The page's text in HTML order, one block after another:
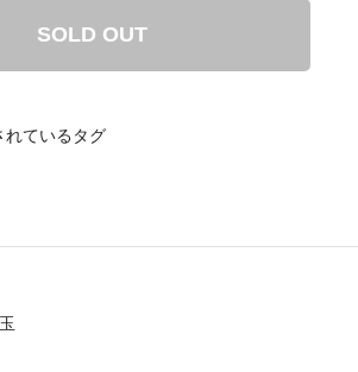
SOLD OUT
れているタグ